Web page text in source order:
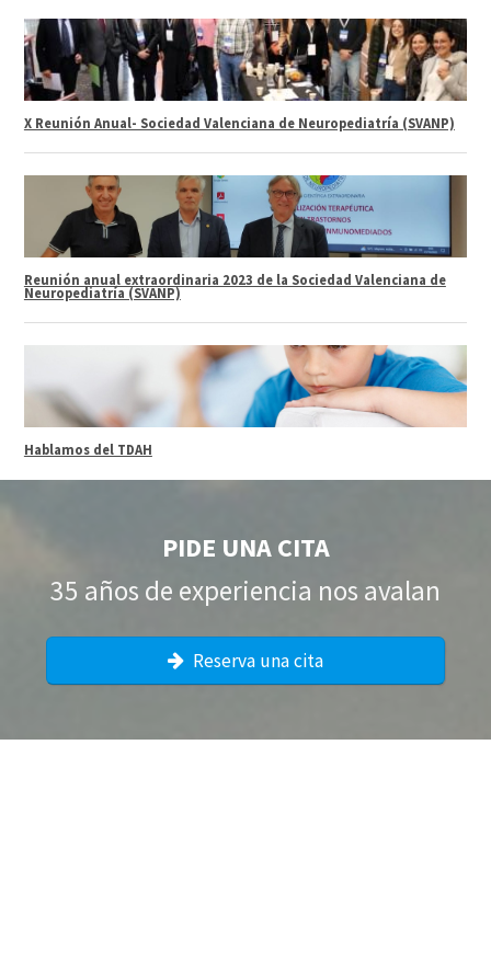
X Reunión Anual- Sociedad Valenciana de Neuropediatría (SVANP)
Reunión anual extraordinaria 2023 de la Sociedad Valenciana de
Neuropediatría (SVANP)
Hablamos del TDAH
PIDE UNA CITA
35 años de experiencia nos avalan
Reserva una cita